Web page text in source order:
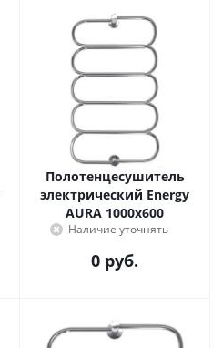
Полотенцесушитель
электрический Energy
AURA 1000x600
Наличие уточнять
0 руб.